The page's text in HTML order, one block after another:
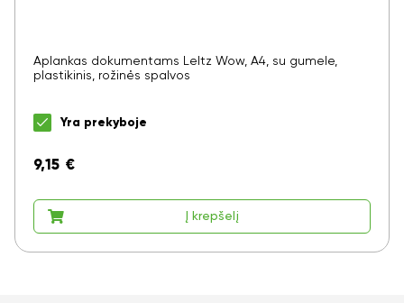
Aplankas dokumentams LeItz Wow, A4, su gumele,
plastikinis, rožinės spalvos
Yra prekyboje
9,15 €
Į krepšelį